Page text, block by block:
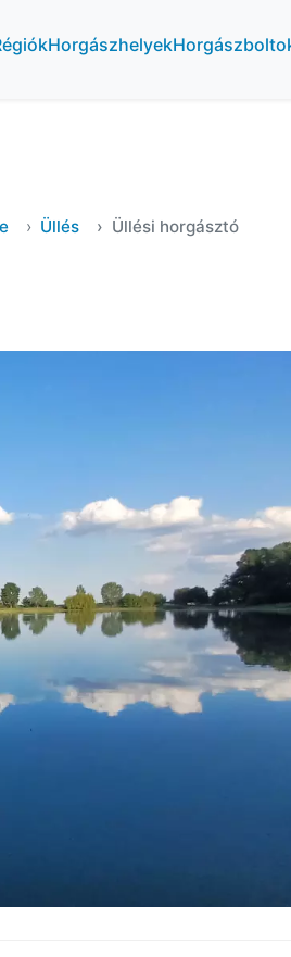
Horgászhelyek
Üllés Üllési horgásztó